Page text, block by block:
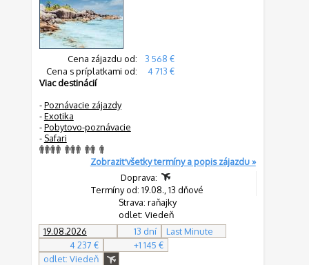
Cena zájazdu od:
3 568 €
Cena s príplatkami od:
4 713 €
Viac destinácií
-Poznávacie zájazdy
-Exotika
-Pobytovo-poznávacie
- Safari
Zobraziť všetky termíny a popis zájazdu »
Doprava:
Termíny od: 19.08., 13 dňové
Strava: raňajky
odlet: Viedeň
19.08.2026
13 dní
Last Minute
4 237 €
+1 145 €
odlet: Viedeň